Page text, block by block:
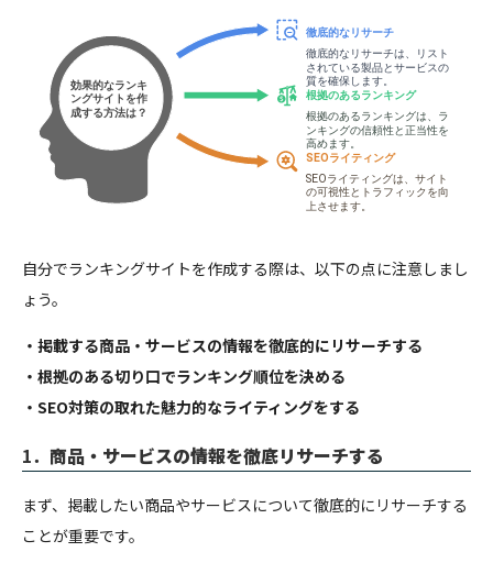
自分でランキングサイトを作成する際は、以下の点に注意しまし
ょう。
・掲載する商品・サービスの情報を徹底的にリサーチする
・根拠のある切り口でランキング順位を決める
・SEO対策の取れた魅力的なライティングをする
1． 商品・サービスの情報を徹底リサーチする
まず、掲載したい商品やサービスについて徹底的にリサーチする
ことが重要です。